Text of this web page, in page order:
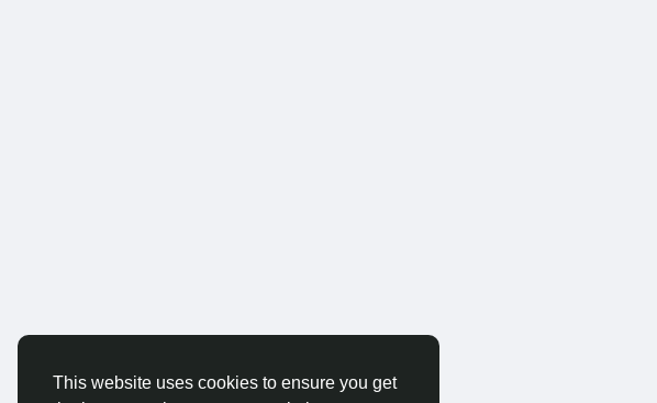
This website uses cookies to ensure you get